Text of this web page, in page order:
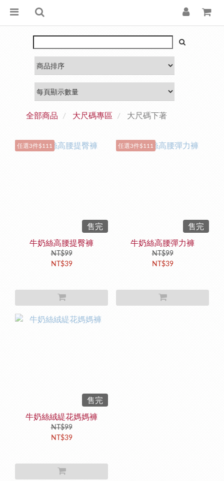
全部商品 大尺碼專區 大尺碼下著
任選3件$111
售完
牛奶絲高腰提臀褲
NT$99
NT$39
任選3件$111
售完
牛奶絲高腰彈力褲
NT$99
NT$39
售完
牛奶絲絨緹花媽媽褲
NT$99
NT$39